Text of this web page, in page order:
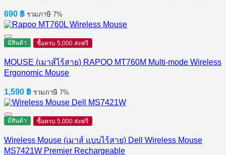
690 ฿ รวมภาษี 7%
มีสินค้า ซื้อครบ 5,000 ส่งฟรี
MOUSE (เมาส์ไร้สาย) RAPOO MT760M Multi-mode Wireless
Ergonomic Mouse
1,590 ฿ รวมภาษี 7%
มีสินค้า ซื้อครบ 5,000 ส่งฟรี
Wireless Mouse (เมาส์ แบบไร้สาย) Dell Wireless Mouse
MS7421W Premier Rechargeable